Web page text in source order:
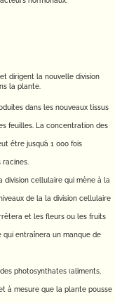
dirigent la nouvelle division
la plante.
dans les nouveaux tissus
feuilles. La concentration des
être jusqu’à 1 000 fois
division cellulaire qui mène à la
de la la division cellulaire
et les fleurs ou les fruits
entraînera un manque de
photosynthates (aliments,
à mesure que la plante pousse